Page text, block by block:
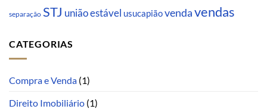
separação STJ união estável usucapiãovendavendas
CATEGORIAS
Compra e Venda (1)
Direito Imobiliário (1)